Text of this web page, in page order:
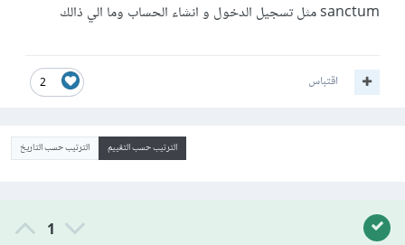
sanctum مثل تسجيل الدخول و انشاء الحساب وما الي ذالك
2 اقتباس
الترتيب حسب التقييم الترتيب حسب التاريخ
1